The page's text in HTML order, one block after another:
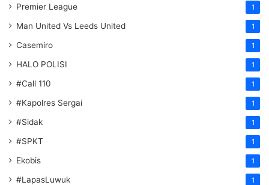
Premier League 1
Man United Vs Leeds United 1
Casemiro 1
HALO POLISI 1
#Call 110 1
#Kapolres Sergai 1
#Sidak 1
#SPKT 1
Ekobis 1
#LapasLuwuk 1